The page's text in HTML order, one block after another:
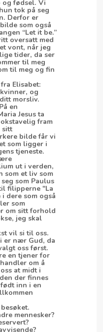
og fødsel. Vi
tok på seg
Derfor er
som også
“Let it be.”
oversatt med
vont, når jeg
tider, da ser
til meg
til meg og fin
Elisabet:
og
morsliv.
en
Jesus ta
fram
sitt
bilde får vi
som ligger i
tjeneste.
ut i verden,
som et liv som
som Paulus
filipperne "La
dere som også
som
om sitt forhold
jeg skal
vil si til oss.
er nær Gud, da
oss først.
en tjener for
om å
at midt i
der finnes
inn i en
mennesker?